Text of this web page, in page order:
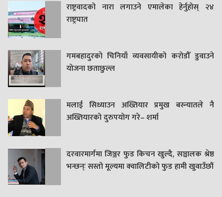
राष्ट्रवादको नारा लगाउने एमालेका हेर्नुहोस् २४
राष्ट्रघात
गमबहादुरकाे चिनियाँ व्यवसायीको करोडौँ डुवाउने
याेजना छताछुल्ल
मलाई सिध्याउन अख्तियार प्रमुख बस्न्यातले नै
अख्तियारको दुरुपयोग गरे– शर्मा
दरवारमार्गमा जिञ्जर फुड किचन खुल्दै, सञ्चालक श्रेष्ठ
भन्छन्ः सस्तो मूल्यमा क्वालिटीको फुड हामी खुवाउँछौं